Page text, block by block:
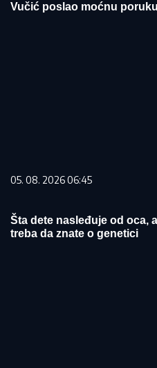
Vučić poslao moćnu
05. 08. 2026 06:45
Šta dete nasleđuje od oca,
treba da znate o genetici